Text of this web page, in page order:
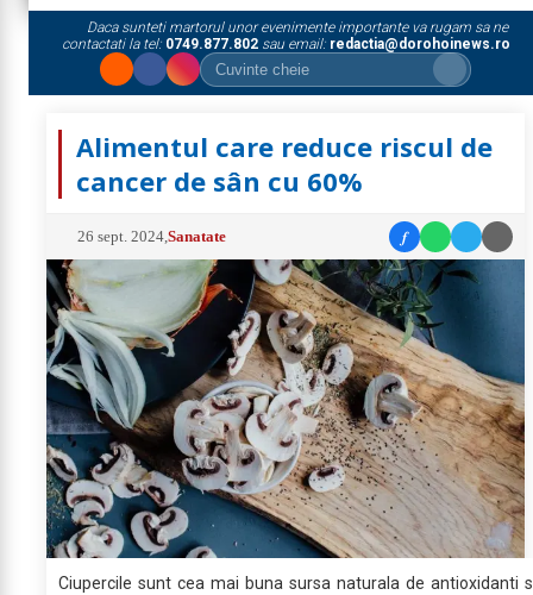
Daca sunteti martorul unor evenimente importante va rugam sa ne
contactati la tel: 0749.877.802sau email: redactia@dorohoinews.ro
Alimentul care reduce riscul de
cancer de sân cu 60%
26 sept. 2024 ,Sanatate f
Ciupercile sunt cea mai buna sursa naturala de antioxidanti